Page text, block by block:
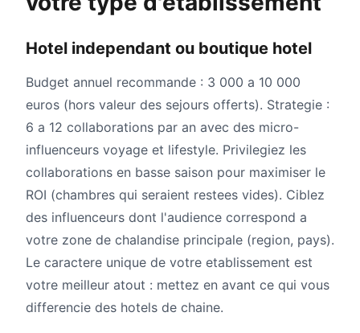
Hotel independant ou boutique hotel
Budget annuel recommande : 3 000 a 10 000
euros (hors valeur des sejours offerts). Strategie :
6 a 12 collaborations par an avec des micro-
influenceurs voyage et lifestyle. Privilegiez les
collaborations en basse saison pour maximiser le
ROI (chambres qui seraient restees vides). Ciblez
des influenceurs dont l'audience correspond a
votre zone de chalandise principale (region, pays).
Le caractere unique de votre etablissement est
votre meilleur atout : mettez en avant ce qui vous
differencie des hotels de chaine.